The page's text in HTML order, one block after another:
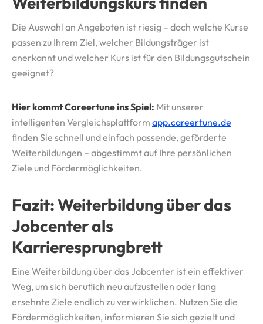
Die Auswahl an Angeboten ist riesig – doch welche Kurse
passen zu Ihrem Ziel, welcher Bildungsträger ist
anerkannt und welcher Kurs ist für den Bildungsgutschein
geeignet?
Hier kommt Careertune ins Spiel: Mit unserer
intelligenten Vergleichsplattform app.careertune.de
finden Sie schnell und einfach passende, geförderte
Weiterbildungen – abgestimmt auf Ihre persönlichen
Ziele und Fördermöglichkeiten.
Fazit: Weiterbildung über das
Jobcenter als
Karrieresprungbrett
Eine Weiterbildung über das Jobcenter ist ein effektiver
Weg, um sich beruflich neu aufzustellen oder lang
ersehnte Ziele endlich zu verwirklichen. Nutzen Sie die
Fördermöglichkeiten, informieren Sie sich gezielt und